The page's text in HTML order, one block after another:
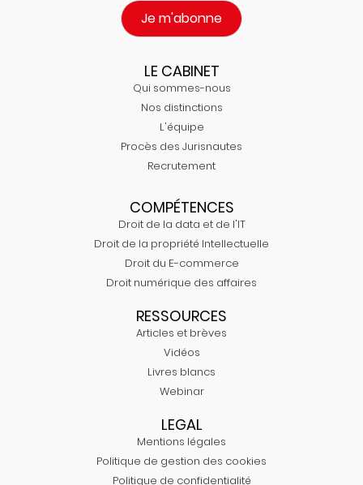
Je m'abonne
LE CABINET
Qui sommes-nous
Nos distinctions
L'équipe
Procès des Jurisnautes
Recrutement
COMPÉTENCES
Droit de la data et de l'IT
Droit de la propriété Intellectuelle
Droit du E-commerce
Droit numérique des affaires
RESSOURCES
Articles et brèves
Vidéos
Livres blancs
Webinar
LEGAL
Mentions légales
Politique de gestion des cookies
Politique de confidentialité